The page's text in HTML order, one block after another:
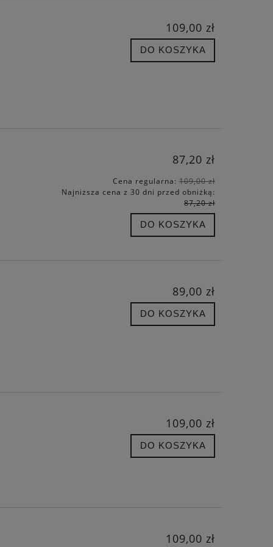
109,00 zł
DO KOSZYKA
87,20 zł
Cena regularna: 109,00 zł
Najniższa cena z 30 dni przed obniżką:
87,20 zł
DO KOSZYKA
89,00 zł
DO KOSZYKA
109,00 zł
DO KOSZYKA
109,00 zł